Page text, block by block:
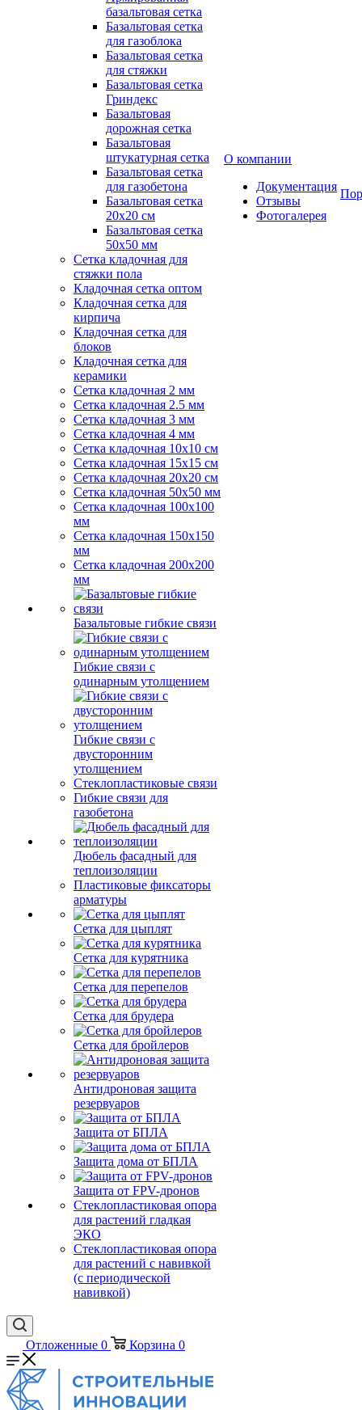
базальтовая сетка
Базальтовая сетка
для газоблока
Базальтовая сетка
для стяжки
Базальтовая сетка
Гриндекс
Базальтовая
дорожная сетка
Базальтовая
штукатурная сетка
Базальтовая сетка
для газобетона
Базальтовая сетка
20x20 см
Базальтовая сетка
50x50 мм
Сетка кладочная для
стяжки пола
Кладочная сетка оптом
Кладочная сетка для
кирпича
Кладочная сетка для
блоков
Кладочная сетка для
керамики
Сетка кладочная 2 мм
Сетка кладочная 2.5 мм
Сетка кладочная 3 мм
Сетка кладочная 4 мм
Сетка кладочная 10x10 см
Сетка кладочная 15x15 см
Сетка кладочная 20x20 см
Сетка кладочная 50x50 мм
Сетка кладочная 100x100
мм
Сетка кладочная 150x150
мм
Сетка кладочная 200x200
мм
Базальтовые гибкие связи
Гибкие связи с
одинарным утолщением
Гибкие связи с
двусторонним
утолщением
Стеклопластиковые связи
Гибкие связи для
газобетона
Дюбель фасадный для
теплоизоляции
Пластиковые фиксаторы
арматуры
Сетка для цыплят
Сетка для курятника
Сетка для перепелов
Сетка для брудера
Сетка для бройлеров
Антидроновая защита
резервуаров
Защита от БПЛА
Защита дома от БПЛА
Защита от FPV-дронов
Стеклопластиковая опора
для растений гладкая
ЭКО
Стеклопластиковая опора
для растений с навивкой
(с периодической
навивкой)
О компании
Документация
Отзывы
Фотогалерея
Отложенные 0 Корзина 0